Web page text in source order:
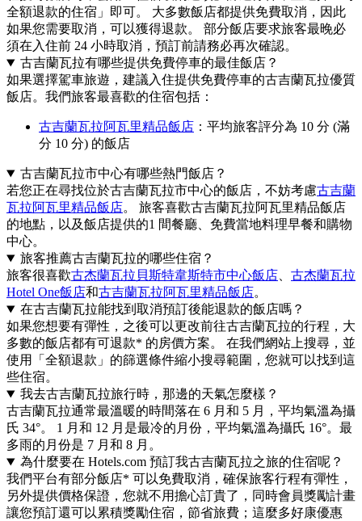
全額退款的住宿」即可。 大多數飯店都提供免費取消，因此
如果您需要取消，可以獲得退款。 部分飯店要求旅客最晚必
須在入住前 24 小時取消，預訂前請務必再次確認。
古吉蘭瓦拉有哪些提供免費停車的最佳飯店？
如果選擇駕車旅遊，建議入住提供免費停車的古吉蘭瓦拉優質
飯店。我們旅客最喜歡的住宿包括：
古吉蘭瓦拉阿瓦里精品飯店 ：平均旅客評分為 10 分 (滿
分 10 分) 的飯店
古吉蘭瓦拉市中心有哪些熱門飯店？
若您正在尋找位於古吉蘭瓦拉市中心的飯店，不妨考慮古吉蘭
瓦拉阿瓦里精品飯店。 旅客喜歡古吉蘭瓦拉阿瓦里精品飯店
的地點，以及飯店提供的1 間餐廳、免費當地料理早餐和購物
中心。
旅客推薦古吉蘭瓦拉的哪些住宿？
旅客很喜歡古杰蘭瓦拉貝斯特韋斯特市中心飯店
古杰蘭瓦拉
Hotel One飯店和古吉蘭瓦拉阿瓦里精品飯店。
在古吉蘭瓦拉能找到取消預訂後能退款的飯店嗎？
如果您想要有彈性，之後可以更改前往古吉蘭瓦拉的行程，大
多數的飯店都有可退款* 的房價方案。 在我們網站上搜尋，並
使用「全額退款」的篩選條件縮小搜尋範圍，您就可以找到這
些住宿。
我去古吉蘭瓦拉旅行時，那邊的天氣怎麼樣？
古吉蘭瓦拉通常最溫暖的時間落在 6 月和 5 月，平均氣溫為攝
氏 34°。 1 月和 12 月是最冷的月份，平均氣溫為攝氏 16°。最
多雨的月份是 7 月和 8 月。
為什麼要在 Hotels.com 預訂我古吉蘭瓦拉之旅的住宿呢？
我們平台有部分飯店* 可以免費取消，確保旅客行程有彈性，
另外提供價格保證，您就不用擔心訂貴了，同時會員獎勵計畫
讓您預訂還可以累積獎勵住宿，節省旅費；這麼多好康優惠